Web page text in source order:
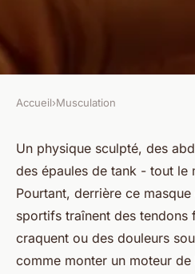
Découvrez les
bienfaits des
collagène verisol
Mélinda•21/04/2026 13:10•8
Accueil›Musculation
Un physique sculpté, des
des épaules de tank - tout le
Pourtant, derrière ce
sportifs traînent des tendons
craquent ou des douleurs
comme monter un moteur de